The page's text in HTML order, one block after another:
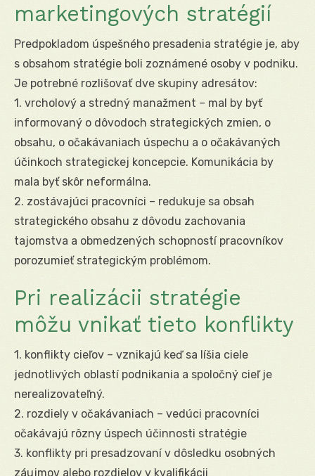
marketingových stratégií
Predpokladom úspešného presadenia stratégie je, aby
s obsahom stratégie boli zoznámené osoby v podniku.
Je potrebné rozlišovať dve skupiny adresátov:
1. vrcholový a stredný manažment – mal by byť
informovaný o dôvodoch strategických zmien, o
obsahu, o očakávaniach úspechu a o očakávaných
účinkoch strategickej koncepcie. Komunikácia by
mala byť skôr neformálna.
2. zostávajúci pracovníci – redukuje sa obsah
strategického obsahu z dôvodu zachovania
tajomstva a obmedzených schopností pracovníkov
porozumieť strategickým problémom.
Pri realizácii stratégie
môžu vnikať tieto konflikty
1. konflikty cieľov – vznikajú keď sa líšia ciele
jednotlivých oblastí podnikania a spoločný cieľ je
nerealizovateľný.
2. rozdiely v očakávaniach – vedúci pracovníci
očakávajú rôzny úspech účinnosti stratégie
3. konflikty pri presadzovaní v dôsledku osobných
záujmov alebo rozdielov v kvalifikácii